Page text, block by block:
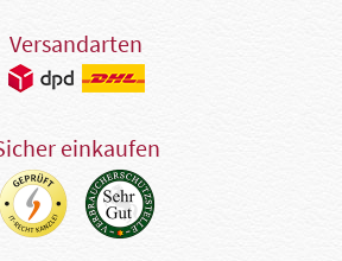
Versandarten
einkaufen